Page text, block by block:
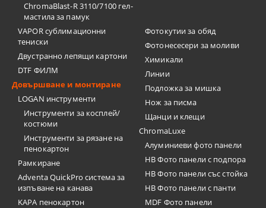
ChromaBlast-R 3110/7100 гел-
мастила за памук
VAPOR сублимационни
тениски
Двустранно лепящи картони
DTF ФИЛМ
Довършване и монтиране
LOGAN инструменти
Инструменти за косплей/
костюми
Инструменти за рязане на
пенокартон
Рамкиране
Adventa QuickPro система за
изпъване на канава
KAPA пенокартон
Фотокутии за обяд
Фотонесесери за моливи
Химикали
Линии
Подложка за мишка
Нож за писма
Щанци и клещи
ChromaLuxe
Алуминиеви фото панели
HB Фото панели с подпора
HB Фото панели със стойка
HB Фото панели с панти
MDF Фото панели